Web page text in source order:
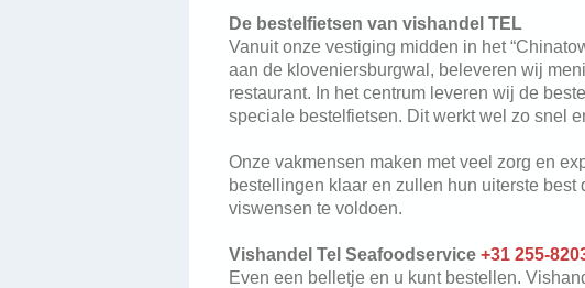
De bestelfietsen van vishandel TEL
Vanuit onze vestiging midden in het
aan de kloveniersburgwal, beleveren wij
restaurant. In het centrum leveren wij de
speciale bestelfietsen. Dit werkt wel zo snel
Onze vakmensen maken met veel zorg en
bestellingen klaar en zullen hun uiterste best
viswensen te voldoen.
Vishandel Tel Seafoodservice +31 255-
Even een belletje en u kunt bestellen.